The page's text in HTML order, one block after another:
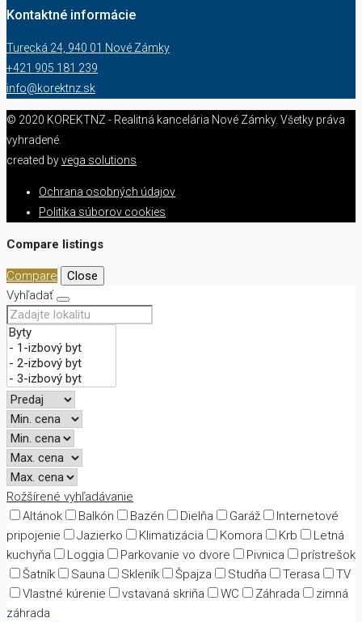
Kontaktné informácie
Turecká 24, 940 01 Nové Zámky
+421 905 181 239
info@korektnz.sk
© 2020 KOREKTNZ - Realitná kancelária Nové Zámky. Všetky práva
vyhradené.
created byvega solutions
Ochrana osobných údajov
Politika súborov cookies
Compare listings
Compare
Close
Vyhľadať
Rožšírené vyhľadávanie
Altánok
Balkón Bazén Dielňa Garáž
Internetové
pripojenie
Jazierko Klimatizácia Komora Krb
Letná
kuchyňa
Loggia Parkovanie vo dvore Pivnica
prístrešok
Šatník
Sauna Skleník Špajza Studňa Terasa
TV
Vlastné kúrenie
vstavaná skriňa WC Záhrada
zimná
záhrada